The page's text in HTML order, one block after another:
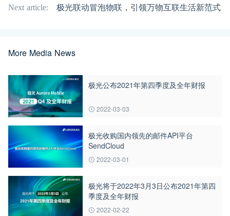
Next article:
极光联动冒泡物联，引领万物互联生活新范式
More Media News
极光公布2021年第四季度及全年财报
2022-03-03
极光收购国内领先的邮件API平台
SendCloud
2022-03-01
极光将于2022年3月3日公布2021年第四
季度及全年财报
2022-02-22